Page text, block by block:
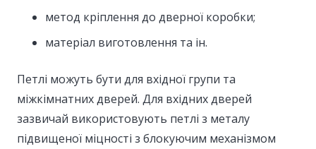
метод кріплення до дверної коробки;
матеріал виготовлення та ін.
Петлі можуть бути для вхідної групи та
міжкімнатних дверей. Для вхідних дверей
зазвичай використовують петлі з металу
підвищеної міцності з блокуючим механізмом